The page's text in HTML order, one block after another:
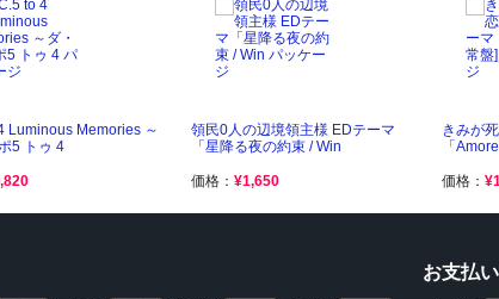
Luminous Memories ～
5 トゥ 4
領民0人の辺境領主様 EDテーマ
「星降る夜の約束 / Win
価格： ¥1,650
きみが
「
価格：
お支払